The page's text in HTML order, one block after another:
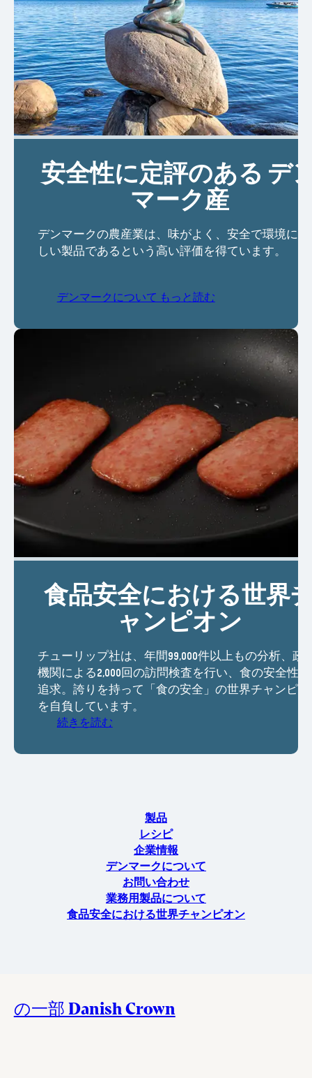
安全性に定評のある デ
マーク産
デンマークの農産業は、味がよく、安全で環境にや
しい製品であるという高い評価を得ています。
デンマークについて もっと読む
食品安全における世界
ャンピオン
チューリップ社は、年間99,000件以上もの分析、政
機関による2,000回の訪問検査を行い、食の安全性を
追求。誇りを持って「食の安全」の世界チャンピオ
を自負しています。
続きを読む
製品
レシピ
企業情報
デンマークについて
お問い合わせ
業務用製品について
食品安全における世界チャンピオン
の一部 Danish Crown